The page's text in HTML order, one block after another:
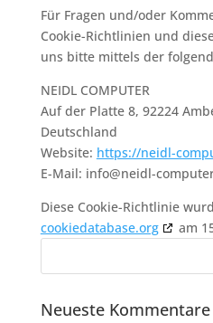
Für Fragen und/oder
Cookie-Richtlinien und
uns bitte mittels der
NEIDL COMPUTER
Auf der Platte 8, 92224
Deutschland
Website: https://neidl-
E-Mail: info@neidl-
Diese Cookie-Richtlinie
cookiedatabase.org
am
Neueste Kommentare